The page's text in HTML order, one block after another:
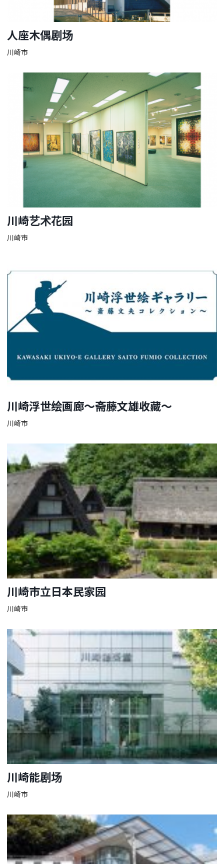
人座木偶剧场
川崎市
川崎艺术花园
川崎市
川崎浮世绘画廊～斋藤文雄收藏～
川崎市
川崎市立日本民家园
川崎市
川崎能剧场
川崎市